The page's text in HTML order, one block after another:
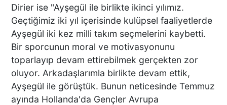
Dirier ise "Ayşegül ile birlikte ikinci yılımız.
Geçtiğimiz iki yıl içerisinde kulüpsel faaliyetlerde
Ayşegül iki kez milli takım seçmelerini kaybetti.
Bir sporcunun moral ve motivasyonunu
toparlayıp devam ettirebilmek gerçekten zor
oluyor. Arkadaşlarımla birlikte devam ettik,
Ayşegül ile görüştük. Bunun neticesinde Temmuz
ayında Hollanda'da Gençler Avrupa